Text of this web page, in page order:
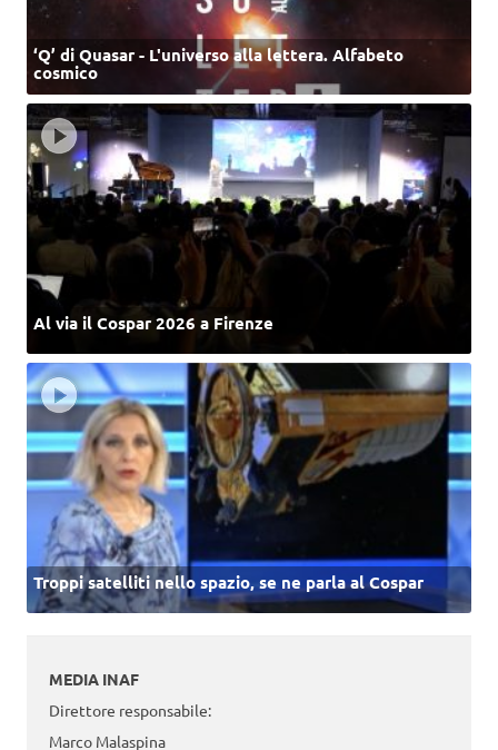
‘Q’ di Quasar - L'universo alla lettera. Alfabeto
cosmico
Al via il Cospar 2026 a Firenze
Troppi satelliti nello spazio, se ne parla al Cospar
MEDIA INAF
Direttore responsabile:
Marco Malaspina